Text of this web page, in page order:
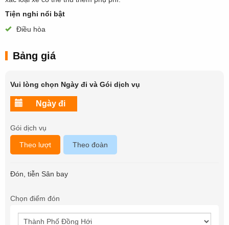
Tiện nghi nổi bật
Điều hòa
Bảng giá
Vui lòng chọn Ngày đi và Gói dịch vụ
Gói dịch vụ
Theo lượt Theo đoàn
Đón, tiễn Sân bay
Chọn điểm đón